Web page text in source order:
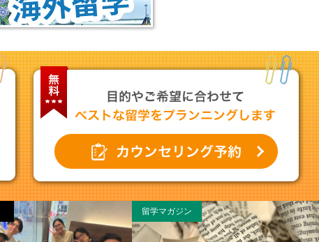
留学マガジン